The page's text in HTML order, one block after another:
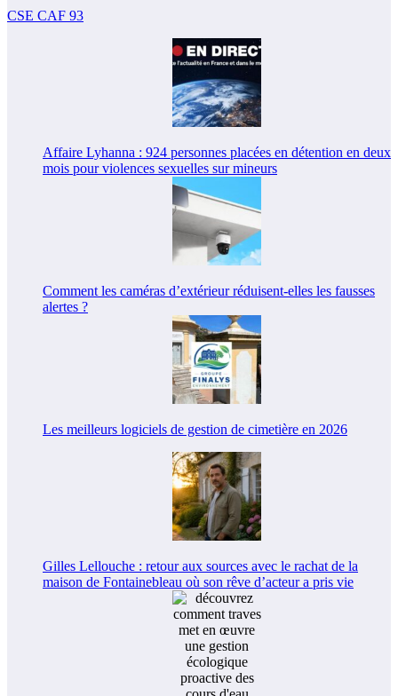
CSE CAF 93
Affaire Lyhanna : 924 personnes placées en détention en deux
mois pour violences sexuelles sur mineurs
Comment les caméras d’extérieur réduisent-elles les fausses
alertes ?
Les meilleurs logiciels de gestion de cimetière en 2026
Gilles Lellouche : retour aux sources avec le rachat de la
maison de Fontainebleau où son rêve d’acteur a pris vie